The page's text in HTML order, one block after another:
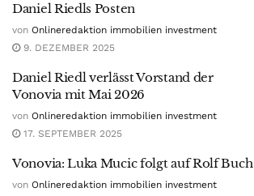
Daniel Riedls Posten
von Onlineredaktion immobilien investment
9. DEZEMBER 2025
Daniel Riedl verlässt Vorstand der
Vonovia mit Mai 2026
von Onlineredaktion immobilien investment
17. SEPTEMBER 2025
Vonovia: Luka Mucic folgt auf Rolf Buch
von Onlineredaktion immobilien investment